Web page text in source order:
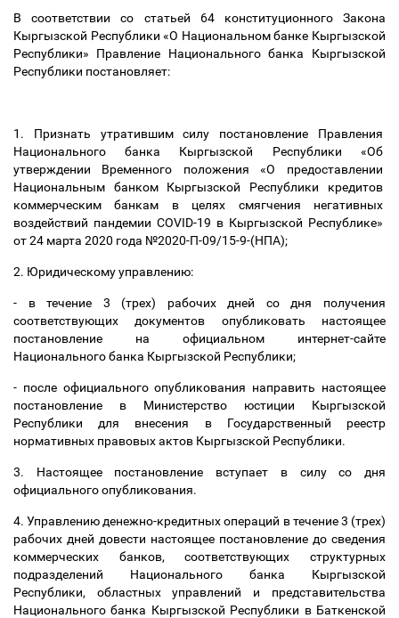
В соответствии со статьей 64 конституционного Закона
Кыргызской Республики «О Национальном банке Кыргызской
Республики» Правление Национального банка Кыргызской
Республики постановляет:
1. Признать утратившим силу постановление Правления
Национального банка Кыргызской Республики «Об
утверждении Временного положения «О предоставлении
Национальным банком Кыргызской Республики кредитов
коммерческим банкам в целях смягчения негативных
воздействий пандемии COVID-19 в Кыргызской Республике»
от 24 марта 2020 года №2020-П-09/15-9-(НПА);
2. Юридическому управлению:
- в течение 3 (трех) рабочих дней со дня получения
соответствующих документов опубликовать настоящее
постановление на официальном интернет-сайте
Национального банка Кыргызской Республики;
- после официального опубликования направить настоящее
постановление в Министерство юстиции Кыргызской
Республики для внесения в Государственный реестр
нормативных правовых актов Кыргызской Республики.
3. Настоящее постановление вступает в силу со дня
официального опубликования.
4. Управлению денежно-кредитных операций в течение 3 (трех)
рабочих дней довести настоящее постановление до сведения
коммерческих банков, соответствующих структурных
подразделений Национального банка Кыргызской
Республики, областных управлений и представительства
Национального банка Кыргызской Республики в Баткенской